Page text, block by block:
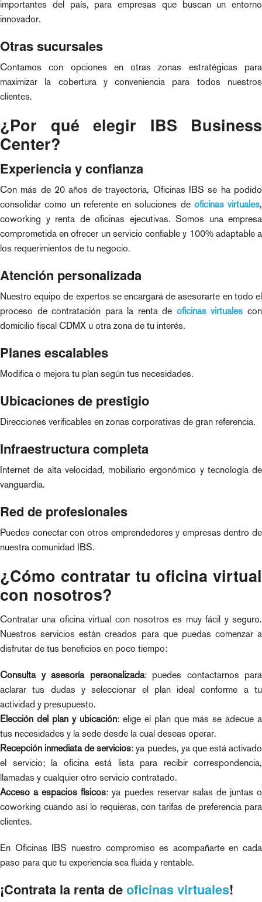
importantes del país, para empresas que buscan un entorno
innovador.
Otras sucursales
Contamos con opciones en otras zonas estratégicas para
maximizar la cobertura y conveniencia para todos nuestros
clientes.
¿Por qué elegir IBS Business
Center?
Experiencia y confianza
Con más de 20 años de trayectoria, Oficinas IBS se ha podido
consolidar como un referente en soluciones de oficinas virtuales,
coworking y renta de oficinas ejecutivas. Somos una empresa
comprometida en ofrecer un servicio confiable y 100% adaptable a
los requerimientos de tu negocio.
Atención personalizada
Nuestro equipo de expertos se encargará de asesorarte en todo el
proceso de contratación para la renta de oficinas virtuales con
domicilio fiscal CDMX u otra zona de tu interés.
Planes escalables
Modifica o mejora tu plan según tus necesidades.
Ubicaciones de prestigio
Direcciones verificables en zonas corporativas de gran referencia.
Infraestructura completa
Internet de alta velocidad, mobiliario ergonómico y tecnología de
vanguardia.
Red de profesionales
Puedes conectar con otros emprendedores y empresas dentro de
nuestra comunidad IBS.
¿Cómo contratar tu oficina virtual
con nosotros?
Contratar una oficina virtual con nosotros es muy fácil y seguro.
Nuestros servicios están creados para que puedas comenzar a
disfrutar de tus beneficios en poco tiempo:
Consulta y asesoría personalizada: puedes contactarnos para
aclarar tus dudas y seleccionar el plan ideal conforme a tu
actividad y presupuesto.
Elección del plan y ubicación: elige el plan que más se adecue a
tus necesidades y la sede desde la cual deseas operar.
Recepción inmediata de servicios: ya puedes, ya que está activado
el servicio; la oficina está lista para recibir correspondencia,
llamadas y cualquier otro servicio contratado.
Acceso a espacios físicos: ya puedes reservar salas de juntas o
coworking cuando así lo requieras, con tarifas de preferencia para
clientes.
En Oficinas IBS nuestro compromiso es acompañarte en cada
paso para que tu experiencia sea fluida y rentable.
¡Contrata la renta deoficinas virtuales!